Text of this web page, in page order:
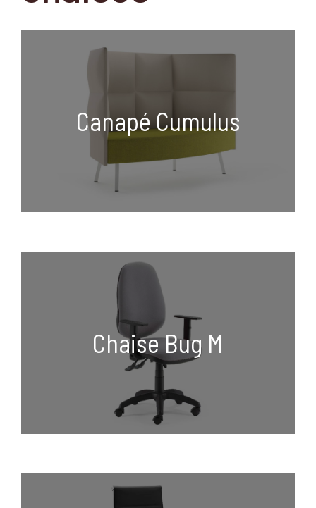
Canapé Cumulus
Chaise Bug M